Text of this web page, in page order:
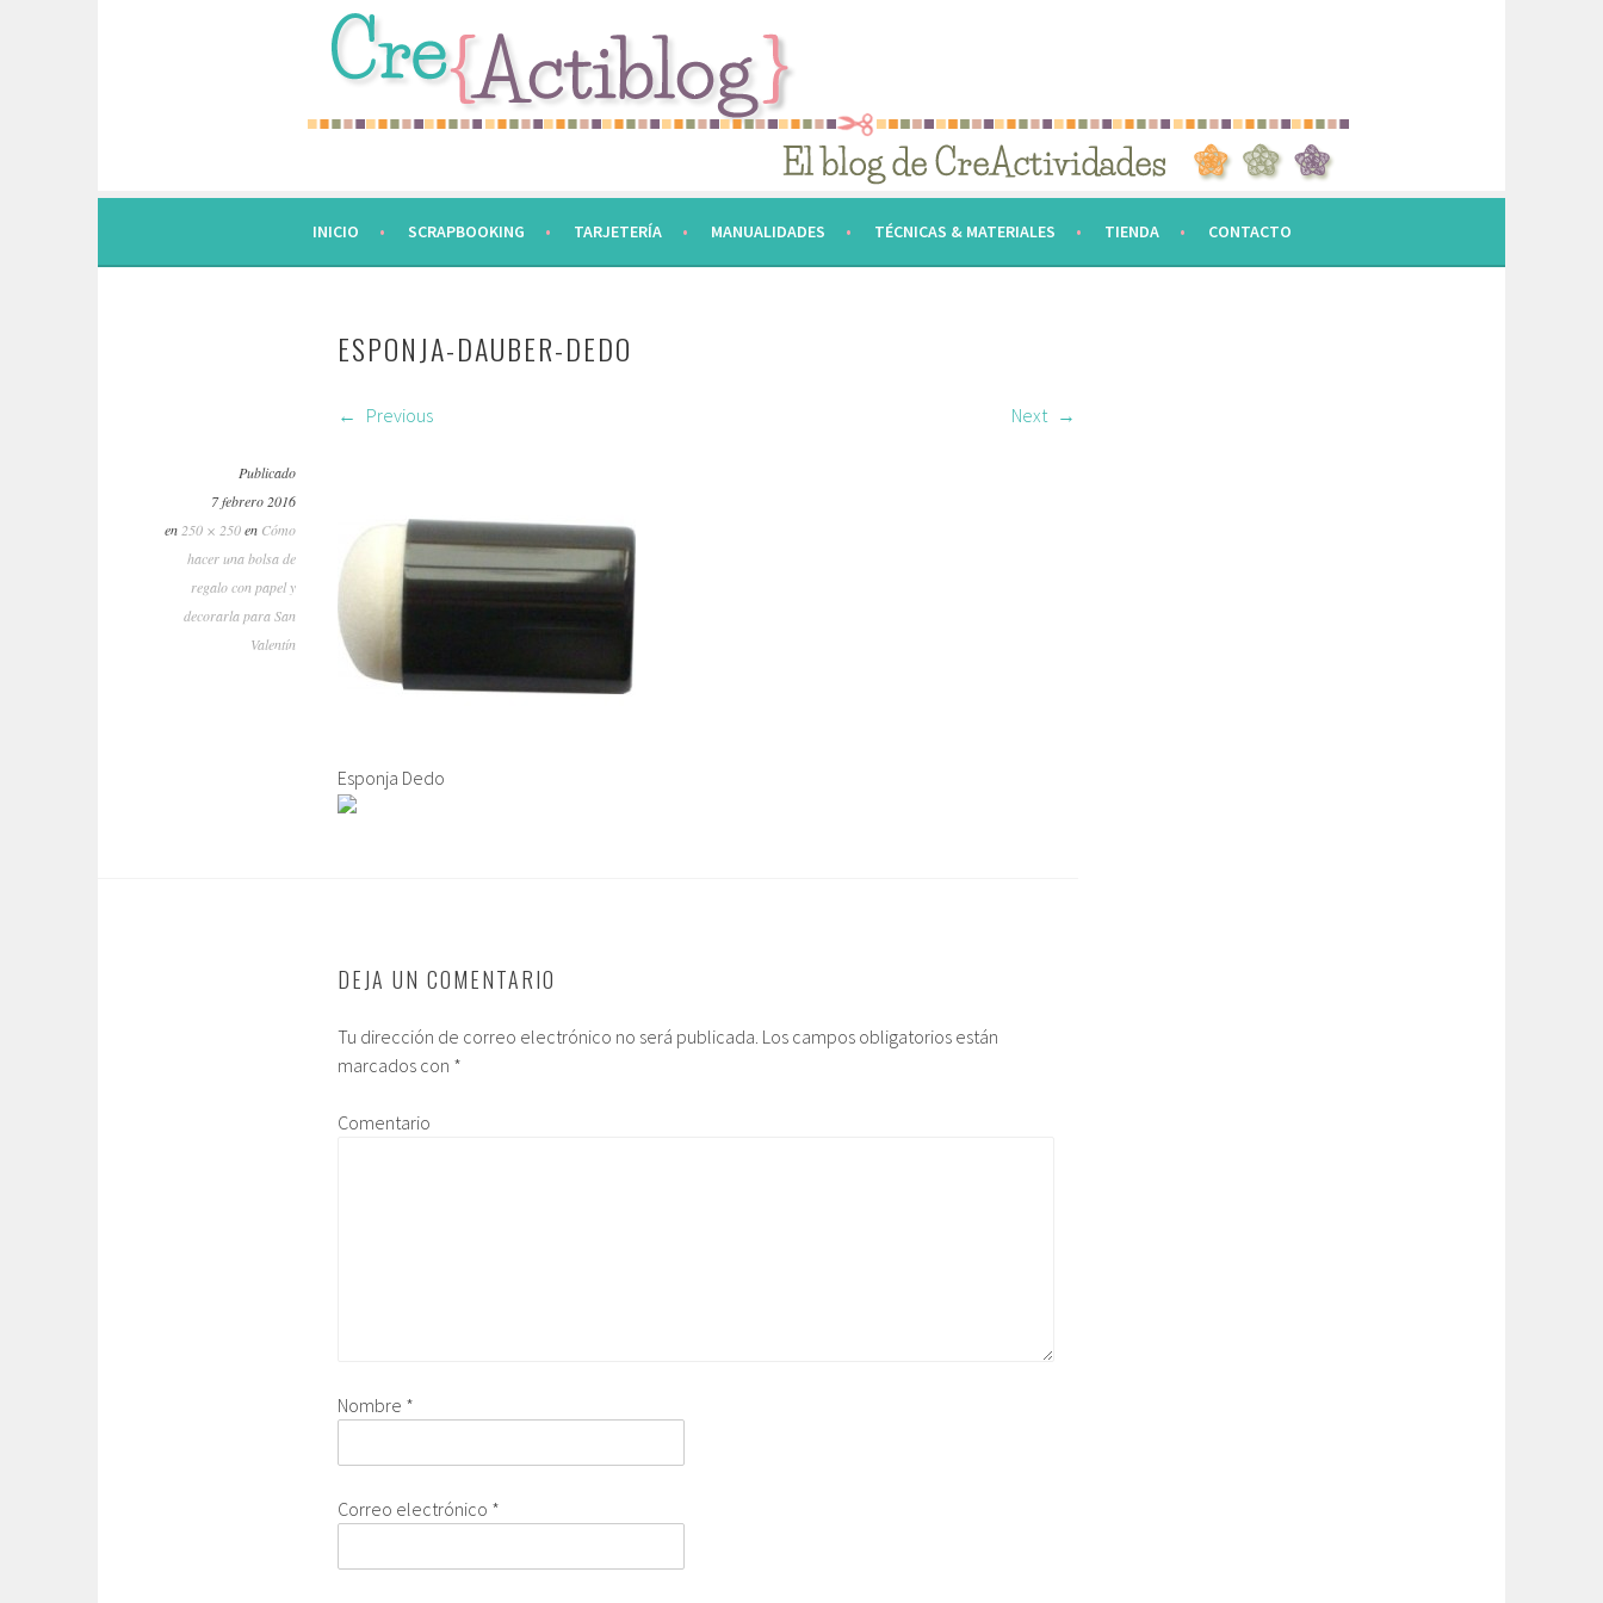
INICIO SCRAPBOOKING TARJETERÍA MANUALIDADES TÉCNICAS & MATERIALES TIENDA CONTACTO
ESPONJA-DAUBER-DEDO
Previous Next
Publicado
7 febrero 2016
en 250 × 250en Cómo
hacer una bolsa de
regalo con papel y
decorarla para San
Valentín
Esponja Dedo
DEJA UN COMENTARIO
Tu dirección de correo electrónico no será publicada. Los campos obligatorios están
marcados con *
Comentario
Nombre *
Correo electrónico *